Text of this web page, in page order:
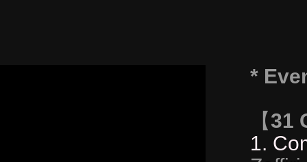
*
【31
1.